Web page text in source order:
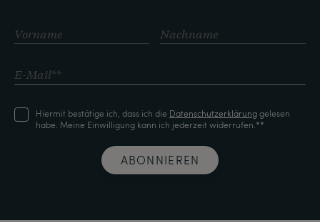
Hiermit bestätige ich, dass ich die Daten­schutz­erklärunggelesen
habe. Meine Einwilligung kann ich jederzeit widerrufen.**
ABONNIEREN